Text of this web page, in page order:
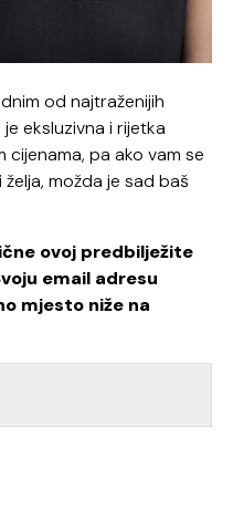
od najtraženijih
eksluzivna i rijetka
pa ako vam se
možda je sad baš
ovoj predbilježite
email adresu
mjesto niže na